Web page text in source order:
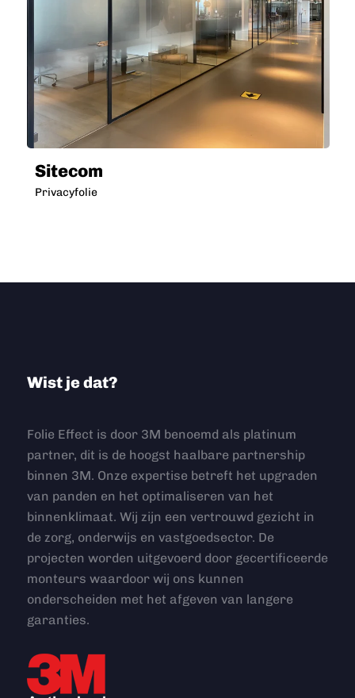
Sitecom
Privacyfolie
Wist je dat?
Folie Effect is door 3M benoemd als platinum
partner, dit is de hoogst haalbare partnership
binnen 3M. Onze expertise betreft het upgraden
van panden en het optimaliseren van het
binnenklimaat. Wij zijn een vertrouwd gezicht in
de zorg, onderwijs en vastgoedsector. De
projecten worden uitgevoerd door gecertificeerde
monteurs waardoor wij ons kunnen
onderscheiden met het afgeven van langere
garanties.